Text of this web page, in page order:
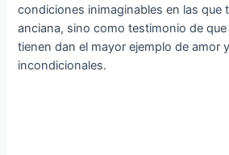
condiciones inimaginables en las que
anciana, sino como testimonio de
tienen dan el mayor ejemplo de amor
incondicionales.